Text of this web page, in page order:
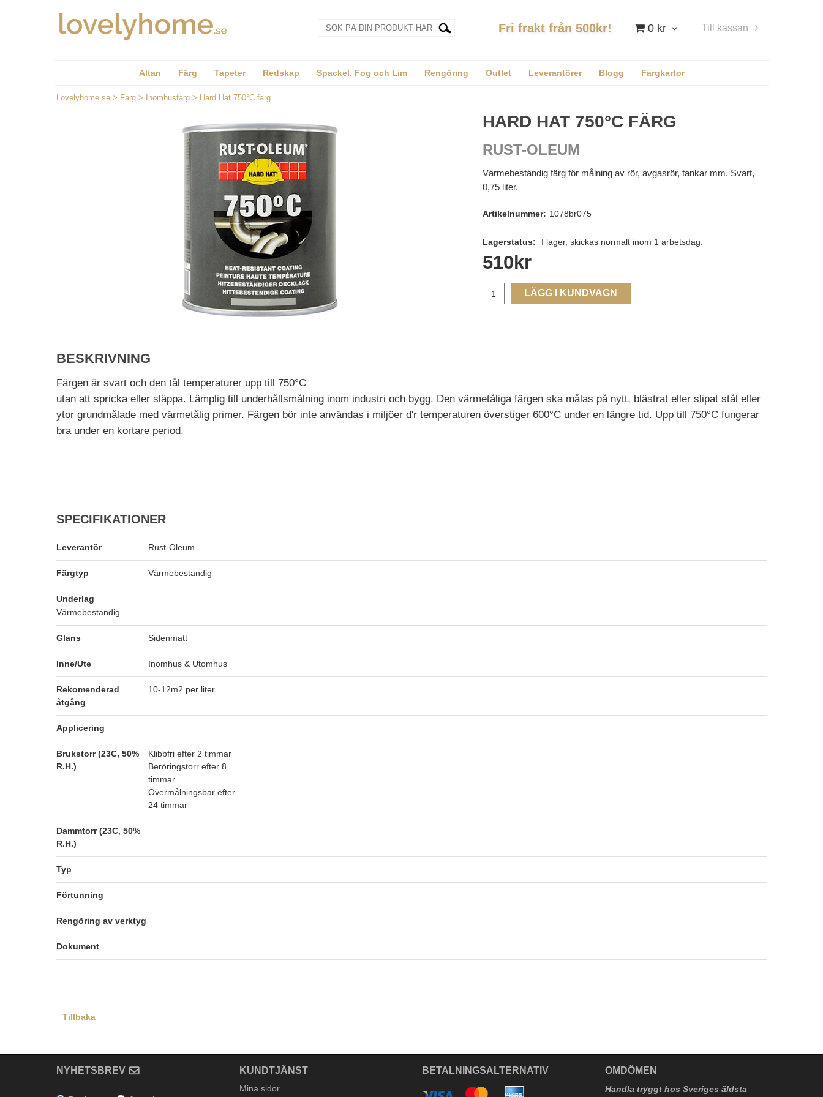
0 kr Till kassan
Fri frakt från 500kr!
Altan Färg Tapeter Redskap Spackel, Fog och Lim Rengöring Outlet Leverantörer Blogg Färgkartor
Lovelyhome.se > Färg > Inomhusfärg > Hard Hat 750°C färg
HARD HAT 750°C FÄRG
RUST-OLEUM
Värmebeständig färg för målning av rör, avgasrör, tankar mm. Svart,
0,75 liter.
Artikelnummer: 1078br075
Lagerstatus: I lager, skickas normalt inom 1 arbetsdag.
510 kr
LÄGG I KUNDVAGN
BESKRIVNING
Färgen är svart och den tål temperaturer upp till 750°C
utan att spricka eller släppa. Lämplig till underhållsmålning inom industri och bygg. Den värmetåliga färgen ska målas på nytt, blästrat eller slipat stål eller
ytor grundmålade med värmetålig primer. Färgen bör inte användas i miljöer d'r temperaturen överstiger 600°C under en längre tid. Upp till 750°C fungerar
bra under en kortare period.
SPECIFIKATIONER
Leverantör Rust-Oleum
Färgtyp Värmebeständig
Underlag
Värmebeständig
Glans Sidenmatt
Inne/Ute Inomhus & Utomhus
Rekomenderad
åtgång
10-12m2 per liter
Applicering
Brukstorr (23C, 50%
R.H.)
Klibbfri efter 2 timmar
Beröringstorr efter 8
timmar
Övermålningsbar efter
24 timmar
Dammtorr (23C, 50%
R.H.)
Typ
Förtunning
Rengöring av verktyg
Dokument
Tillbaka
NYHETSBREV KUNDTJÄNST
Mina sidor
BETALNINGSALTERNATIV OMDÖMEN
Handla tryggt hos Sveriges äldsta